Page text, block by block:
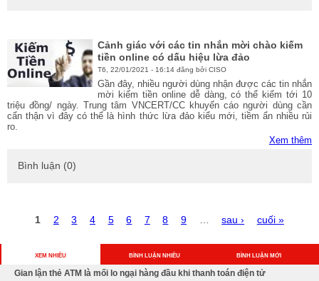
Cảnh giác với các tin nhắn mời chào kiếm
tiền online có dấu hiệu lừa đảo
T6, 22/01/2021 - 16:14 đăng bởi CISO
Gần đây, nhiều người dùng nhận được các tin nhắn
mời kiếm tiền online dễ dàng, có thể kiếm tới 10
triệu đồng/ ngày. Trung tâm VNCERT/CC khuyến cáo người dùng cần
cẩn thận vì đây có thể là hình thức lừa đảo kiểu mới, tiềm ẩn nhiều rủi
ro.
Xem thêm
Bình luận (0)
1 2 3 4 5 6 7 8 9 … sau › cuối »
XEM NHIỀU BÌNH LUẬN NHIỀU BÌNH LUẬN MỚI
Gian lận thẻ ATM là mối lo ngại hàng đầu khi thanh toán điện tử